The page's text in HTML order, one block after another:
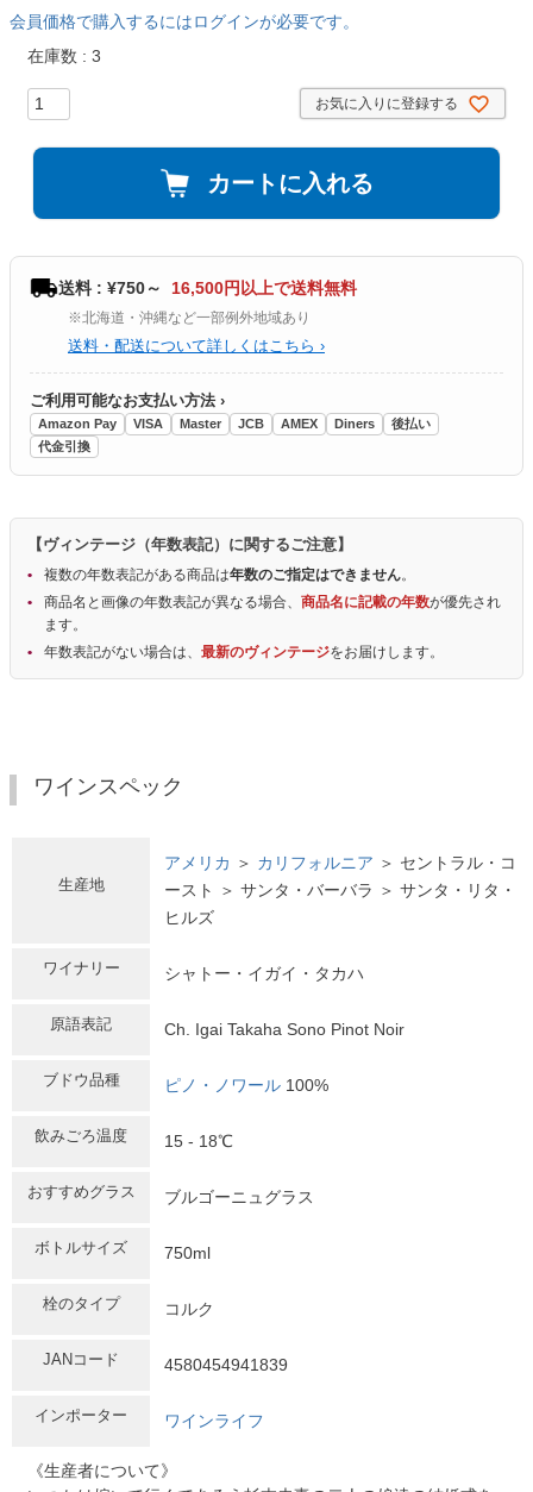
会員価格で購入するにはログインが必要です。
在庫数
3
お気に入りに登録する
カートに入れる
送料 : ¥750～ 16,500円以上で送料無料
※北海道・沖縄など一部例外地域あり
送料・配送について詳しくはこちら ›
ご利用可能なお支払い方法 ›
Amazon Pay VISA Master JCB AMEX Diners
後払い
代金引換
【ヴィンテージ（年数表記）に関するご注意】
複数の年数表記がある商品は年数のご指定はできません。
商品名と画像の年数表記が異なる場合、 商品名に記載の年数が優先され
ます。
年数表記がない場合は、 最新のヴィンテージをお届けします。
ワインスペック
生産地
アメリカ ＞ カリフォルニア ＞ セントラル・コ
ースト ＞ サンタ・バーバラ ＞ サンタ・リタ・
ヒルズ
ワイナリー シャトー・イガイ・タカハ
原語表記 Ch. Igai Takaha Sono Pinot Noir
ブドウ品種 ピノ・ノワール 100%
飲みごろ温度 15 - 18℃
おすすめグラス ブルゴーニュグラス
ボトルサイズ 750ml
栓のタイプ コルク
JANコード 4580454941839
インポーター ワインライフ
《生産者について》